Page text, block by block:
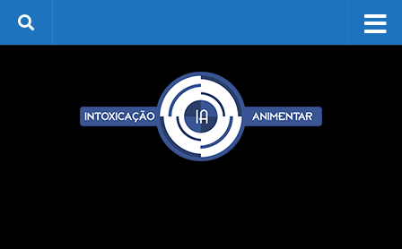
Skip to content